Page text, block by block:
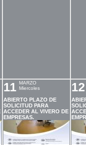
11
MARZO
Miercoles
ABIERTO PLAZO DE
SOLICITUD PARA
ACCEDER AL VIVERO DE
EMPRESAS.
12